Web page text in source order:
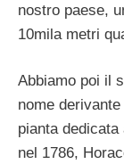
nostro paese,
10mila metri
Abbiamo poi il
nome
pianta
nel 1786,